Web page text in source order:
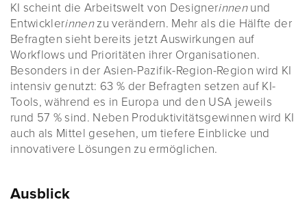
KI scheint die Arbeitswelt von Designerinnenund
Entwicklerinnenzu verändern. Mehr als die Hälfte der
Befragten sieht bereits jetzt Auswirkungen auf
Workflows und Prioritäten ihrer Organisationen.
Besonders in der Asien-Pazifik-Region-Region wird KI
intensiv genutzt: 63 % der Befragten setzen auf KI-
Tools, während es in Europa und den USA jeweils
rund 57 % sind. Neben Produktivitätsgewinnen wird KI
auch als Mittel gesehen, um tiefere Einblicke und
innovativere Lösungen zu ermöglichen.
Ausblick